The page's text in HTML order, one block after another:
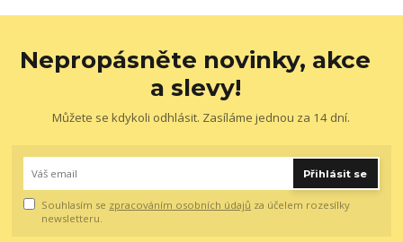
Nepropásněte novinky, akce
a slevy!
Můžete se kdykoli odhlásit. Zasíláme jednou za 14 dní.
Přihlásit se
Souhlasím se zpracováním osobních údajů za účelem rozesílky
newsletteru.